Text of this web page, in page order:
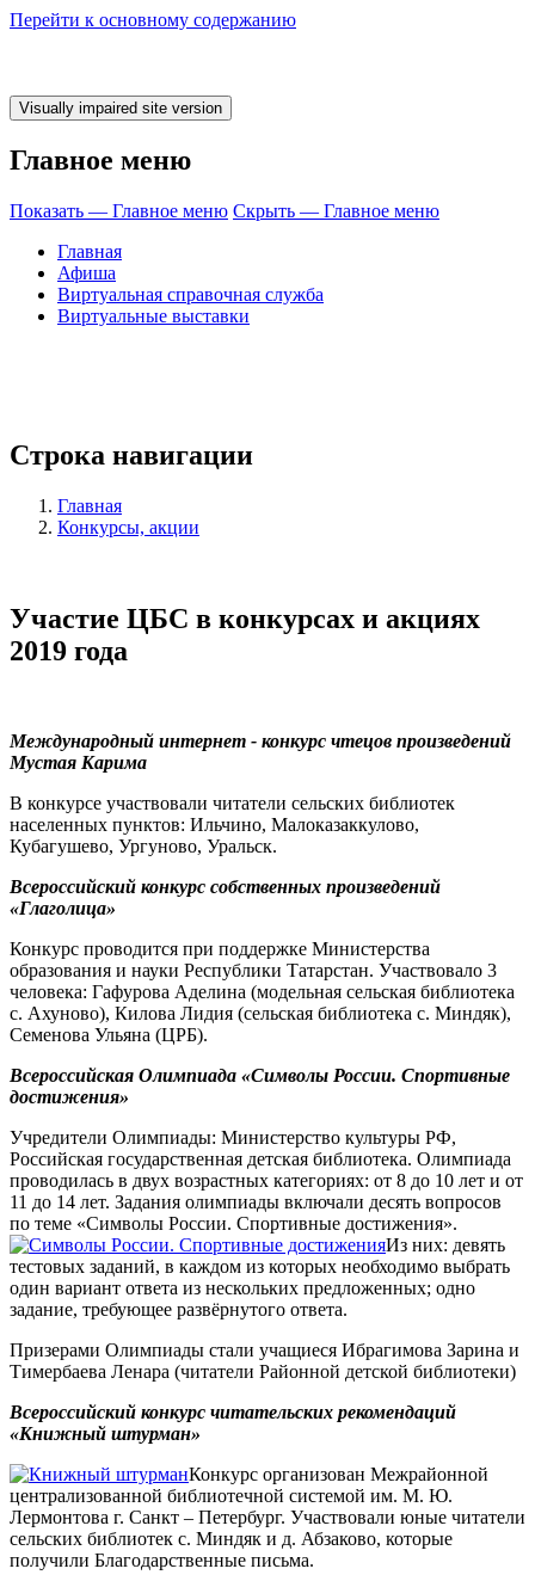
Перейти к основному содержанию
Главное меню
Показать — Главное меню Скрыть — Главное меню
Главная
Афиша
Виртуальная справочная служба
Виртуальные выставки
Строка навигации
Главная
Конкурсы, акции
Участие ЦБС в конкурсах и акциях
2019 года
Международный интернет - конкурс чтецов произведений
Мустая Карима
В конкурсе участвовали читатели сельских библиотек
населенных пунктов: Ильчино, Малоказаккулово,
Кубагушево, Ургуново, Уральск.
Всероссийский конкурс собственных произведений
«Глаголица»
Конкурс проводится при поддержке Министерства
образования и науки Республики Татарстан. Участвовало 3
человека: Гафурова Аделина (модельная сельская библиотека
с. Ахуново), Килова Лидия (сельская библиотека с. Миндяк),
Семенова Ульяна (ЦРБ).
Всероссийская Олимпиада «Символы России. Спортивные
достижения»
Учредители Олимпиады: Министерство культуры РФ,
Российская государственная детская библиотека. Олимпиада
проводилась в двух возрастных категориях: от 8 до 10 лет и от
11 до 14 лет. Задания олимпиады включали десять вопросов
по теме «Символы России. Спортивные достижения».
Из них: девять
тестовых заданий, в каждом из которых необходимо выбрать
один вариант ответа из нескольких предложенных; одно
задание, требующее развёрнутого ответа.
Призерами Олимпиады стали учащиеся Ибрагимова Зарина и
Тимербаева Ленара (читатели Районной детской библиотеки)
Всероссийский конкурс читательских рекомендаций
«Книжный штурман»
Конкурс организован Межрайонной
централизованной библиотечной системой им. М. Ю.
Лермонтова г. Санкт – Петербург. Участвовали юные читатели
сельских библиотек с. Миндяк и д. Абзаково, которые
получили Благодарственные письма.